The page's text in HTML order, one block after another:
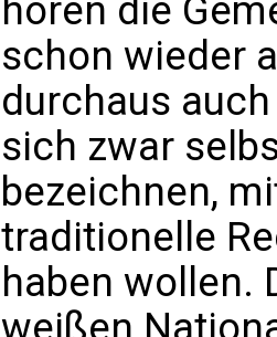
hören die
schon wieder
durchaus
sich zwar
bezeichnen,
traditionelle
haben wollen.